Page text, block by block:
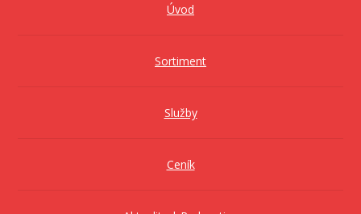
Úvod
Sortiment
Služby
Ceník